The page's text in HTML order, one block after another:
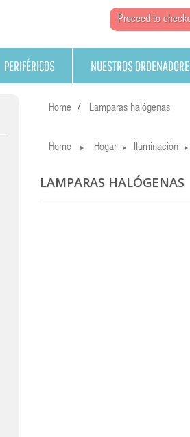
Proceed to
PERIFÉRICOS NUESTROS
Home Lamparas halógenas
Home Hogar Iluminación
LAMPARAS HALÓGENAS